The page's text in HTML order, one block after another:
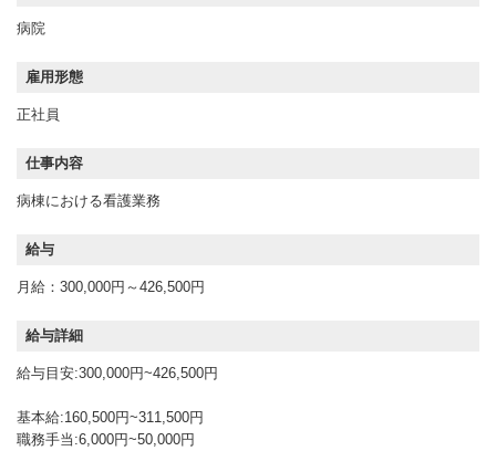
病院
雇用形態
正社員
仕事内容
病棟における看護業務
給与
月給：300,000円～426,500円
給与詳細
給与目安:300,000円~426,500円
基本給:160,500円~311,500円
職務手当:6,000円~50,000円